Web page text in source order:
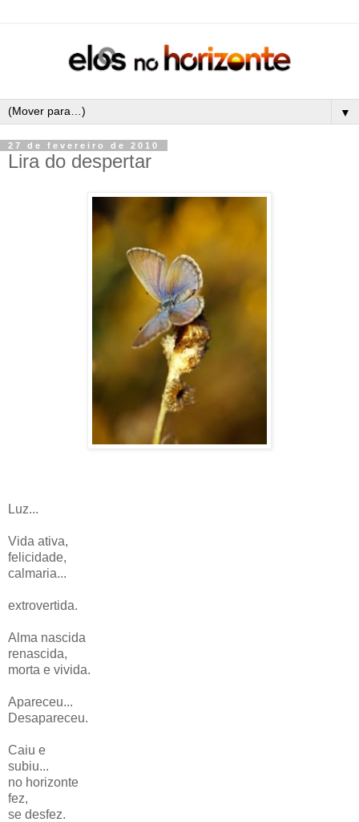
▼
27 de fevereiro de 2010
Lira do despertar
Luz...
Vida ativa,
felicidade,
calmaria...
extrovertida.
Alma nascida
renascida,
morta e vivida.
Apareceu...
Desapareceu.
Caiu e
subiu...
no horizonte
fez,
se desfez.